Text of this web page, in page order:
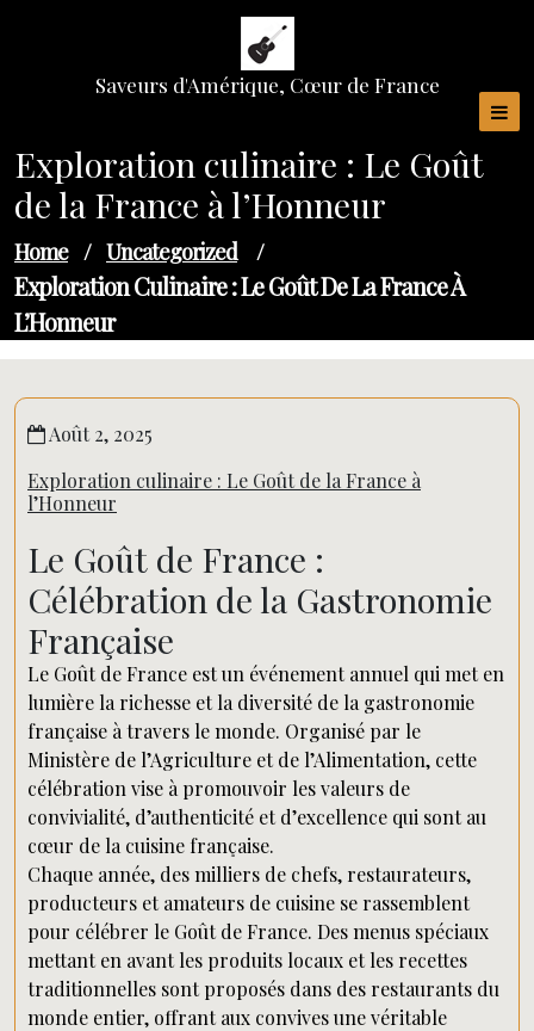
Saveurs d'Amérique, Cœur de France
Exploration culinaire : Le Goût
de la France à l’Honneur
Home / Uncategorized /
Exploration Culinaire : Le Goût De La France À
L’Honneur
Août 2, 2025
Exploration culinaire : Le Goût de la France à
l’Honneur
Le Goût de France :
Célébration de la Gastronomie
Française
Le Goût de France est un événement annuel qui met en
lumière la richesse et la diversité de la gastronomie
française à travers le monde. Organisé par le
Ministère de l’Agriculture et de l’Alimentation, cette
célébration vise à promouvoir les valeurs de
convivialité, d’authenticité et d’excellence qui sont au
cœur de la cuisine française.
Chaque année, des milliers de chefs, restaurateurs,
producteurs et amateurs de cuisine se rassemblent
pour célébrer le Goût de France. Des menus spéciaux
mettant en avant les produits locaux et les recettes
traditionnelles sont proposés dans des restaurants du
monde entier, offrant aux convives une véritable